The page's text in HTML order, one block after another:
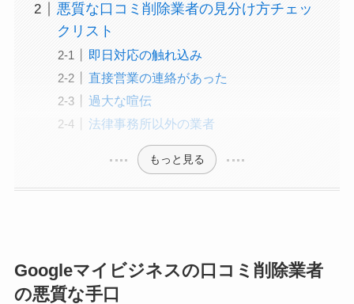
悪質な口コミ削除業者の見分け方チェッ
クリスト
即日対応の触れ込み
直接営業の連絡があった
過大な喧伝
法律事務所以外の業者
もっと見る
Googleマイビジネスの口コミ削除業者
の悪質な手口